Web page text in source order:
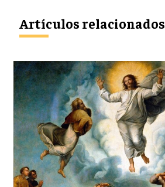
Artículos relacionados